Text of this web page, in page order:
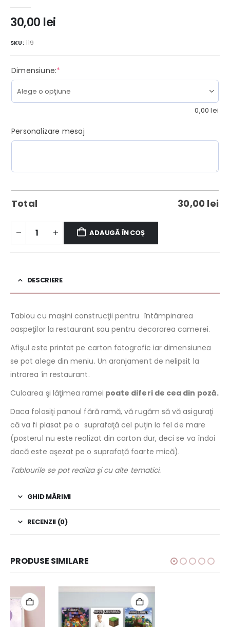
30,00 lei
SKU: 119
Dimensiune:*
0,00lei
Personalizare mesaj
Total 30,00 lei
ADAUGĂ ÎN COȘ
DESCRIERE
Tablou cu maşini construcţii pentru întâmpinarea
oaspeţilor la restaurant sau pentru decorarea camerei.
Afişul este printat pe carton fotografic iar dimensiunea
se pot alege din meniu. Un aranjament de nelipsit la
intrarea în restaurant.
Culoarea şi lăţimea ramei poate diferi de cea din poză.
Daca folosiţi panoul fără ramă, vă rugăm să vă asiguraţi
că va fi plasat pe o suprafaţă cel puţin la fel de mare
(posterul nu este realizat din carton dur, deci se va îndoi
dacă este aşezat pe o suprafaţă foarte mică).
Tablourile se pot realiza şi cu alte tematici.
GHID MĂRIMI
RECENZII (0)
PRODUSE SIMILARE